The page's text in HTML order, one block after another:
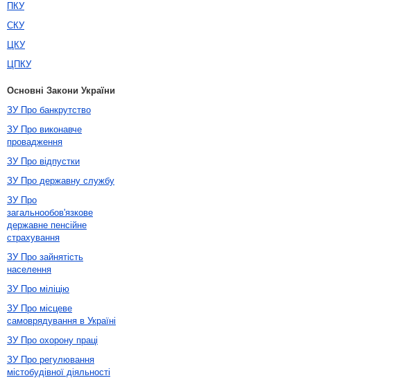
ПКУ
СКУ
ЦКУ
ЦПКУ
Основні Закони України
ЗУ Про банкрутство
ЗУ Про виконавче
провадження
ЗУ Про відпустки
ЗУ Про державну службу
ЗУ Про
загальнообов'язкове
державне пенсійне
страхування
ЗУ Про зайнятість
населення
ЗУ Про міліцію
ЗУ Про місцеве
самоврядування в Україні
ЗУ Про охорону праці
ЗУ Про регулювання
містобудівної діяльності